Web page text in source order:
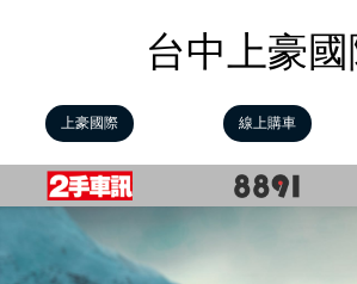
台中上豪
上豪國際 線上購車
Previous